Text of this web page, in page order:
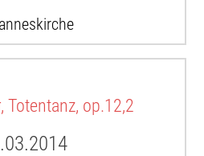
Totentanz, op.12,2